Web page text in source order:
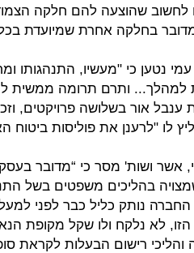
שהוצעה להם חלקה
בחלקה אחרת שמיועדת
נטען כי "מעשיו, התנהגותו
ותרם תרומה ממשית
ענבל אור בשלושה פרויקטים,
לו "לרענן את פוליסות ביטוח
אשר ושות' מסר כי “מדובר
בהליכים משפטים בשל
נותק כליל כבר לפני
לא נלקח ולו שקל מקופת
והליכי רישום הבעלות לקראת